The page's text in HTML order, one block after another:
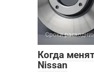
Сроки
Когда
Nissan